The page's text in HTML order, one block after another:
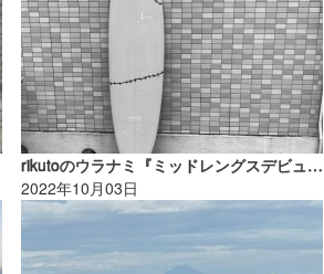
rikutoのウラナミ『ミッドレングスデビュー』
2022年10月03日